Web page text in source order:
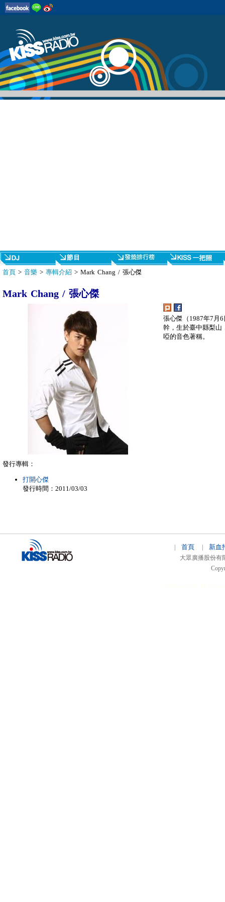
首頁 > 音樂 > 專輯介紹 > Mark Chang / 張心傑
Mark Chang / 張心傑
張心傑（1987年7月
幹，生於臺中縣梨山
啞的音色著稱。
發行專輯：
打開心傑
發行時間：2011/03/03
首頁 新血
大眾廣播股份有